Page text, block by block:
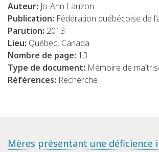
Auteur: Jo-Ann Lauzon
Publication: Fédération québécoise de
Parution: 2013
Lieu: Québec, Canada
Nombre de page: 13
Type de document: Mémoire de
Références: Recherche
Mères présentant une déficience